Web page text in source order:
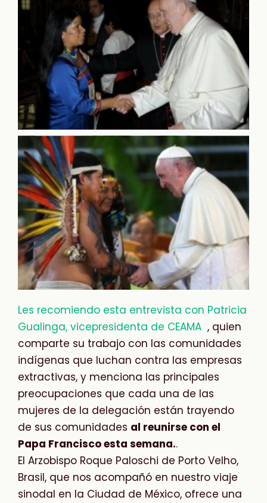
Les recomiendo esta entrevista con Patricia
Gualinga, vicepresidenta de CEAMA , quien
comparte su trabajo con las comunidades
indígenas que luchan contra las empresas
extractivas, y menciona las principales
preocupaciones que cada una de las
mujeres de la delegación están trayendo
de sus comunidades al reunirse con el
Papa Francisco esta semana..
El Arzobispo Roque Paloschi de Porto Velho,
Brasil, que nos acompañó en nuestro viaje
sinodal en la Ciudad de México, ofrece una